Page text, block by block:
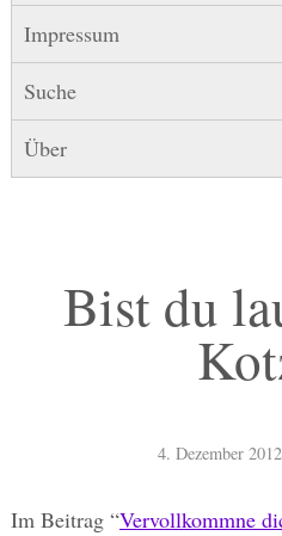
Impressum
Suche
Über
Bist du
4. Dezember 2012
Im Beitrag “Vervollkommne